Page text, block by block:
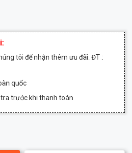
tôi để nhận thêm ưu đãi. ĐT :
quốc
trước khi thanh toán
số lượng